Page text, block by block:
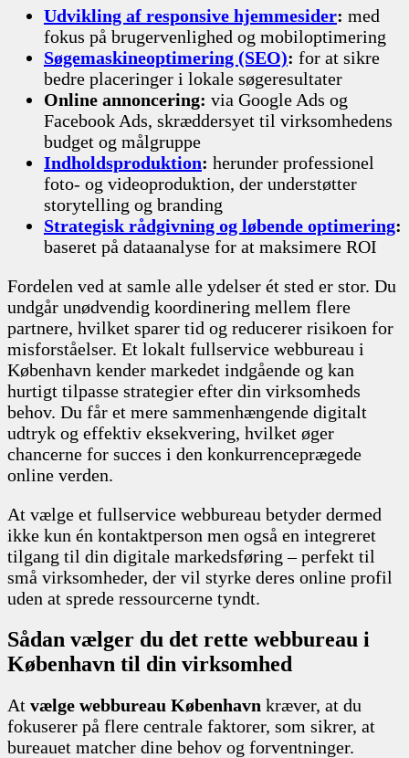
Udvikling af responsive hjemmesider: med
fokus på brugervenlighed og mobiloptimering
Søgemaskineoptimering (SEO): for at sikre
bedre placeringer i lokale søgeresultater
Online annoncering: via Google Ads og
Facebook Ads, skræddersyet til virksomhedens
budget og målgruppe
Indholdsproduktion: herunder professionel
foto- og videoproduktion, der understøtter
storytelling og branding
Strategisk rådgivning og løbende optimering:
baseret på dataanalyse for at maksimere ROI
Fordelen ved at samle alle ydelser ét sted er stor. Du
undgår unødvendig koordinering mellem flere
partnere, hvilket sparer tid og reducerer risikoen for
misforståelser. Et lokalt fullservice webbureau i
København kender markedet indgående og kan
hurtigt tilpasse strategier efter din virksomheds
behov. Du får et mere sammenhængende digitalt
udtryk og effektiv eksekvering, hvilket øger
chancerne for succes i den konkurrenceprægede
online verden.
At vælge et fullservice webbureau betyder dermed
ikke kun én kontaktperson men også en integreret
tilgang til din digitale markedsføring – perfekt til
små virksomheder, der vil styrke deres online profil
uden at sprede ressourcerne tyndt.
Sådan vælger du det rette webbureau i
København til din virksomhed
At vælge webbureau København kræver, at du
fokuserer på flere centrale faktorer, som sikrer, at
bureauet matcher dine behov og forventninger.